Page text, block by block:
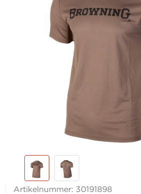
Artikelnummer: 30191898